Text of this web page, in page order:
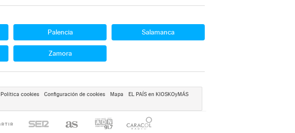
Palencia Salamanca
Zamora
Política cookies Configuración de cookies Mapa
EL PAÍS en KIOSKOyMÁS